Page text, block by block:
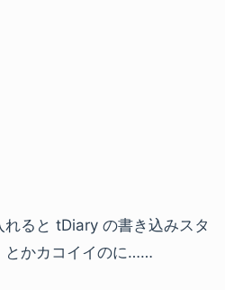
ると tDiary の書き込みスタ
とかカコイイのに……